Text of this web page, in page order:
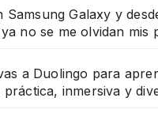
Samsung Galaxy y
no se me olvidan mis
a Duolingo para
inmersiva y